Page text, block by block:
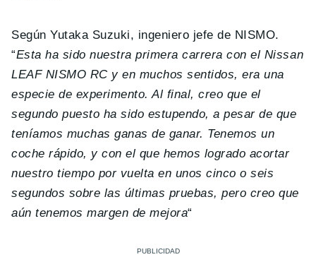
Según Yutaka Suzuki, ingeniero jefe de NISMO.
“Esta ha sido nuestra primera carrera con el Nissan
LEAF NISMO RC y en muchos sentidos, era una
especie de experimento. Al final, creo que el
segundo puesto ha sido estupendo, a pesar de que
teníamos muchas ganas de ganar. Tenemos un
coche rápido, y con el que hemos logrado acortar
nuestro tiempo por vuelta en unos cinco o seis
segundos sobre las últimas pruebas, pero creo que
aún tenemos margen de mejora“